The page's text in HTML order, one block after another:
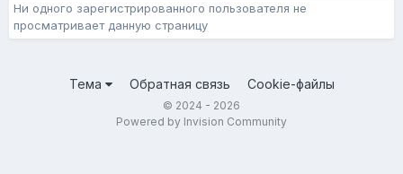
Ни одного зарегистрированного пользователя не
просматривает данную страницу
Тема Обратная связь Cookie-файлы
© 2024 - 2026
Powered by Invision Community